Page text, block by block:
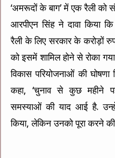
‘अमरूदों के बाग’ में एक रैली को
आरपीएन सिंह ने दावा किया
रैली के लिए सरकार के करोड़ों
को इसमें शामिल होने से रोका
विकास परियोजनाओं की
कहा, ‘चुनाव से कुछ महीने
समस्याओं की याद आई है.
किया, लेकिन उनको पूरा करने की